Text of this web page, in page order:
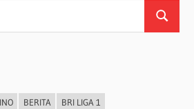
Search
BERITA
BRI LIGA 1